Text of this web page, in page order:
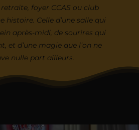
foyer CCAS ou club
histoire. Celle d’une salle qui
après-midi, de sourires qui
et d’une magie que l’on ne
nulle part ailleurs.